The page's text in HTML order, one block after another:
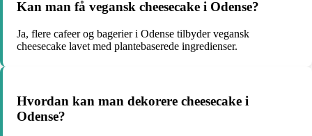
Kan man få vegansk cheesecake i Odense?
Ja, flere cafeer og bagerier i Odense tilbyder vegansk
cheesecake lavet med plantebaserede ingredienser.
Hvordan kan man dekorere cheesecake i
Odense?